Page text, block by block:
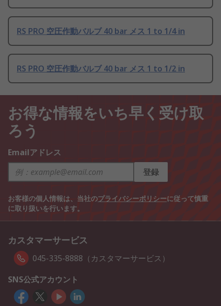
RS PRO 空圧作動バルブ 40 bar メス 1 to 1/4 in
RS PRO 空圧作動バルブ 40 bar メス 1 to 1/2 in
お得な情報をいち早く受け取
ろう
Emailアドレス
登録
お客様の個人情報は、当社のプライバシーポリシーに従って慎重
に取り扱いを行います。
カスタマーサービス
045-335-8888（カスタマーサービス）
SNS公式アカウント